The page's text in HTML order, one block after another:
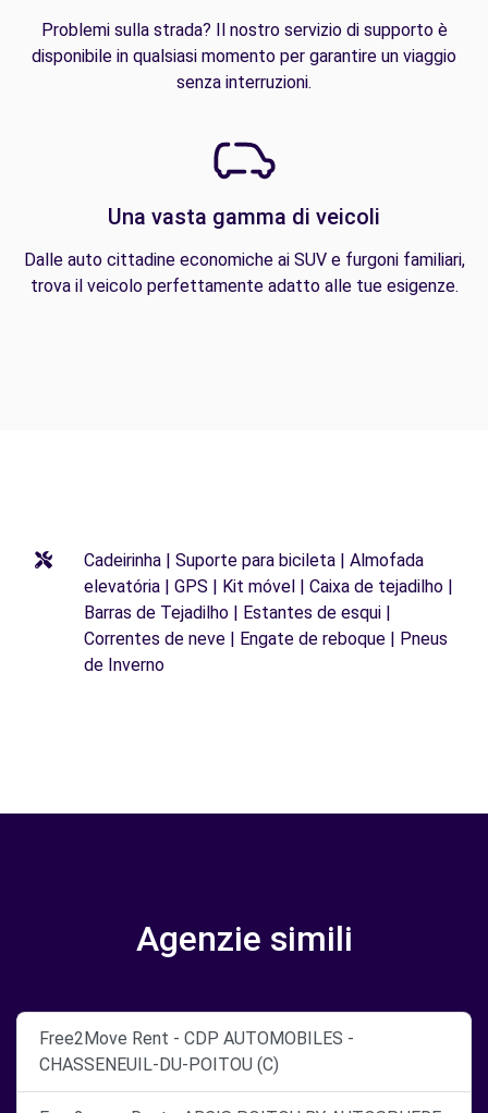
Problemi sulla strada? Il nostro servizio di supporto è
disponibile in qualsiasi momento per garantire un viaggio
senza interruzioni.
Una vasta gamma di veicoli
Dalle auto cittadine economiche ai SUV e furgoni familiari,
trova il veicolo perfettamente adatto alle tue esigenze.
Cadeirinha | Suporte para bicileta | Almofada
elevatória | GPS | Kit móvel | Caixa de tejadilho |
Barras de Tejadilho | Estantes de esqui |
Correntes de neve | Engate de reboque | Pneus
de Inverno
Agenzie simili
Free2Move Rent - CDP AUTOMOBILES -
CHASSENEUIL-DU-POITOU (C)